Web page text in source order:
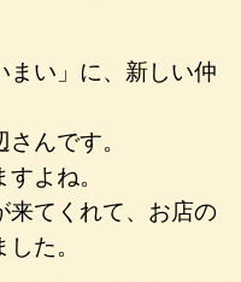
まい」に、新しい仲
んです。
よね。
来てくれて、お店の
た。